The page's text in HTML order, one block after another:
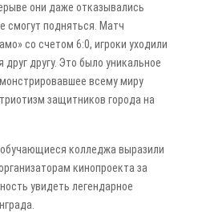
они даже отказывались
смогут подняться. Матч
со счетом 6:0, игроки уходили
другу. Это было уникальное
всему миру
защитников города на
колледжа выразили
кинопроекта за
увидеть легендарное